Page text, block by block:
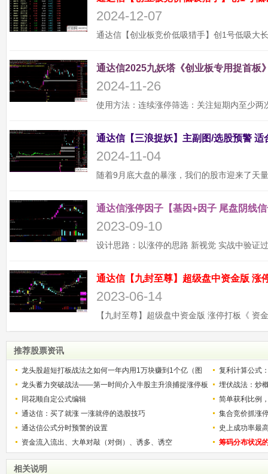
2024-12-07
通达信2025九妖塔《创业板专用捉首板
2024-11-26
2024-11-04
通达信涨停因子【基因+因子 尾盘阴线
2023-09-10
2023-06-14
推荐股票资讯
龙头股超短打板战法之如何一年内用1万块赚到1个亿（图
解）
复利计算公式
少？
龙头蓄力突破战法——第一时间介入牛股主升浪捕捉涨停板
的技巧（图解）
埋伏战法：炒
同花顺自定公式编辑
简单获利比例
用
通达信：买了就涨 一涨就停的选股技巧
集合竞价抓涨
通达信公式分时预警的设置
史上成功率最
称选股法宝！
资金流入流出、大单对敲（对倒）、诱多、诱空 筹码分布状况
相关说明